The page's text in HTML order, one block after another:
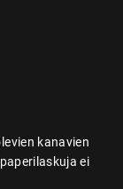
kanavien
ei